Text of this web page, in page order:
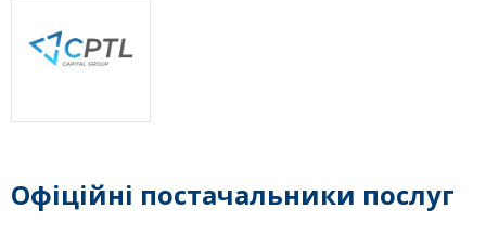
Офіційні постачальники послуг